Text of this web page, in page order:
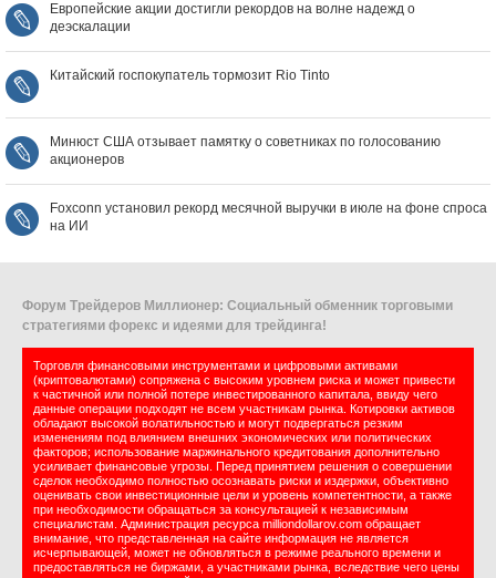
Европейские акции достигли рекордов на волне надежд о
деэскалации
Китайский госпокупатель тормозит Rio Tinto
Минюст США отзывает памятку о советниках по голосованию
акционеров
Foxconn установил рекорд месячной выручки в июле на фоне спроса
на ИИ
Форум Трейдеров Миллионер: Социальный обменник торговыми
стратегиями форекс и идеями для трейдинга!
Торговля финансовыми инструментами и цифровыми активами
(криптовалютами) сопряжена с высоким уровнем риска и может привести
к частичной или полной потере инвестированного капитала, ввиду чего
данные операции подходят не всем участникам рынка. Котировки активов
обладают высокой волатильностью и могут подвергаться резким
изменениям под влиянием внешних экономических или политических
факторов; использование маржинального кредитования дополнительно
усиливает финансовые угрозы. Перед принятием решения о совершении
сделок необходимо полностью осознавать риски и издержки, объективно
оценивать свои инвестиционные цели и уровень компетентности, а также
при необходимости обращаться за консультацией к независимым
специалистам. Администрация ресурса milliondollarov.com обращает
внимание, что представленная на сайте информация не является
исчерпывающей, может не обновляться в режиме реального времени и
предоставляться не биржами, а участниками рынка, вследствие чего цены